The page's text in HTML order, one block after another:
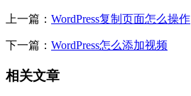
上一篇： WordPress复制页面怎么操作
下一篇： WordPress怎么添加视频
相关文章